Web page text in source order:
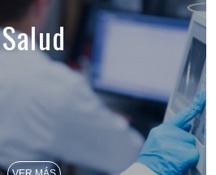
Salud